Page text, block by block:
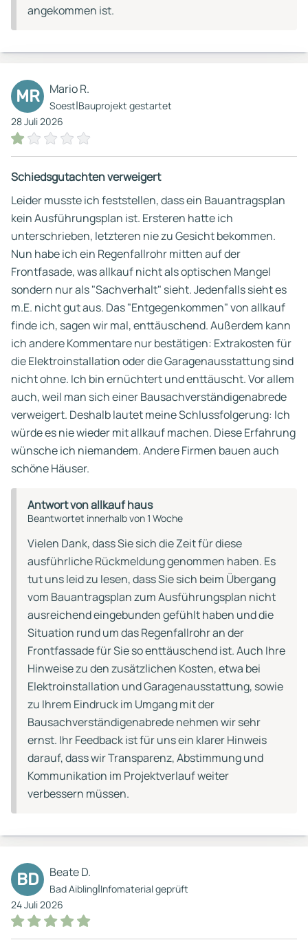
angekommen ist.
MR Mario R.
Soest|Bauprojekt gestartet
28 Juli 2026
Schiedsgutachten verweigert
Leider musste ich feststellen, dass ein Bauantragsplan
kein Ausführungsplan ist. Ersteren hatte ich
unterschrieben, letzteren nie zu Gesicht bekommen.
Nun habe ich ein Regenfallrohr mitten auf der
Frontfasade, was allkauf nicht als optischen Mangel
sondern nur als "Sachverhalt" sieht. Jedenfalls sieht es
m.E. nicht gut aus. Das "Entgegenkommen" von allkauf
finde ich, sagen wir mal, enttäuschend. Außerdem kann
ich andere Kommentare nur bestätigen: Extrakosten für
die Elektroinstallation oder die Garagenausstattung sind
nicht ohne. Ich bin ernüchtert und enttäuscht. Vor allem
auch, weil man sich einer Bausachverständigenabrede
verweigert. Deshalb lautet meine Schlussfolgerung: Ich
würde es nie wieder mit allkauf machen. Diese Erfahrung
wünsche ich niemandem. Andere Firmen bauen auch
schöne Häuser.
Antwort von allkauf haus
Beantwortet innerhalb von 1 Woche
Vielen Dank, dass Sie sich die Zeit für diese
ausführliche Rückmeldung genommen haben. Es
tut uns leid zu lesen, dass Sie sich beim Übergang
vom Bauantragsplan zum Ausführungsplan nicht
ausreichend eingebunden gefühlt haben und die
Situation rund um das Regenfallrohr an der
Frontfassade für Sie so enttäuschend ist. Auch Ihre
Hinweise zu den zusätzlichen Kosten, etwa bei
Elektroinstallation und Garagenausstattung, sowie
zu Ihrem Eindruck im Umgang mit der
Bausachverständigenabrede nehmen wir sehr
ernst. Ihr Feedback ist für uns ein klarer Hinweis
darauf, dass wir Transparenz, Abstimmung und
Kommunikation im Projektverlauf weiter
verbessern müssen.
BD Beate D.
Bad Aibling|Infomaterial geprüft
24 Juli 2026